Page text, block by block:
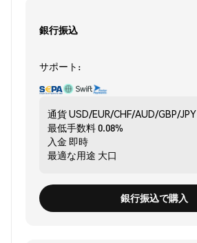
銀行振込
サポート:
通貨USD/EUR/CHF/AUD/GBP/JPY
最低手数料0.08%
入金 即時
最適な用途 大口
銀行振込で購入